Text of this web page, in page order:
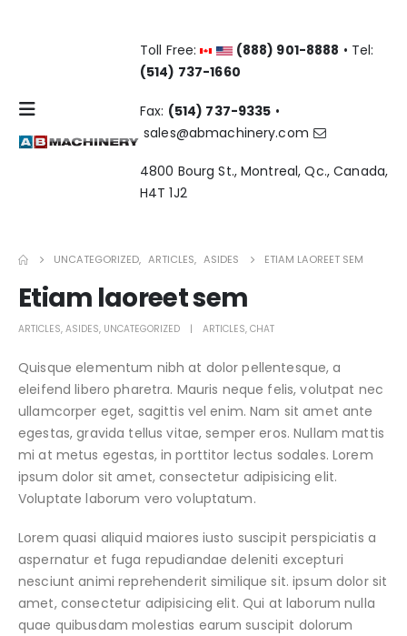
Toll Free: (888) 901-8888 • Tel:
(514) 737-1660
Fax: (514) 737-9335 •
sales@abmachinery.com
4800 Bourg St., Montreal, Qc., Canada,
H4T 1J2
UNCATEGORIZED, ARTICLES, ASIDES ETIAM LAOREET SEM
Etiam laoreet sem
ARTICLES, ASIDES, UNCATEGORIZED ARTICLES, CHAT
Quisque elementum nibh at dolor pellentesque, a
eleifend libero pharetra. Mauris neque felis, volutpat nec
ullamcorper eget, sagittis vel enim. Nam sit amet ante
egestas, gravida tellus vitae, semper eros. Nullam mattis
mi at metus egestas, in porttitor lectus sodales. Lorem
ipsum dolor sit amet, consectetur adipisicing elit.
Voluptate laborum vero voluptatum.
Lorem quasi aliquid maiores iusto suscipit perspiciatis a
aspernatur et fuga repudiandae deleniti excepturi
nesciunt animi reprehenderit similique sit. ipsum dolor sit
amet, consectetur adipisicing elit. Qui at laborum nulla
quae quibusdam molestias earum suscipit dolorum